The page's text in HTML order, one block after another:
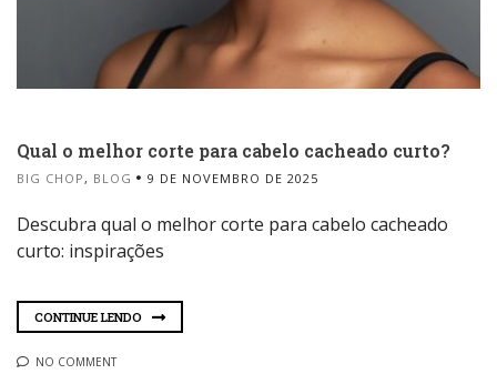
Qual o melhor corte para cabelo cacheado curto?
BIG CHOP , BLOG 9 DE NOVEMBRO DE 2025
Descubra qual o melhor corte para cabelo cacheado
curto: inspirações
CONTINUE LENDO
NO COMMENT